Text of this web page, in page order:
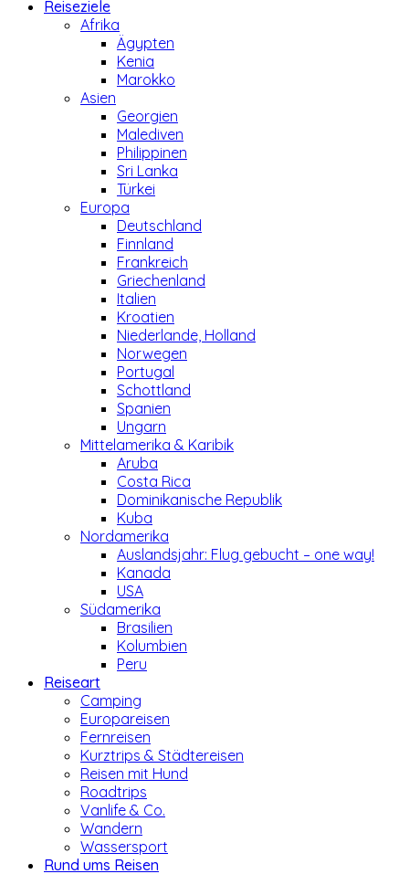
Reiseziele
Afrika
Ägypten
Kenia
Marokko
Asien
Georgien
Malediven
Philippinen
Sri Lanka
Türkei
Europa
Deutschland
Finnland
Frankreich
Griechenland
Italien
Kroatien
Niederlande, Holland
Norwegen
Portugal
Schottland
Spanien
Ungarn
Mittelamerika & Karibik
Aruba
Costa Rica
Dominikanische Republik
Kuba
Nordamerika
Auslandsjahr: Flug gebucht – one way!
Kanada
USA
Südamerika
Brasilien
Kolumbien
Peru
Reiseart
Camping
Europareisen
Fernreisen
Kurztrips & Städtereisen
Reisen mit Hund
Roadtrips
Vanlife & Co.
Wandern
Wassersport
Rund ums Reisen